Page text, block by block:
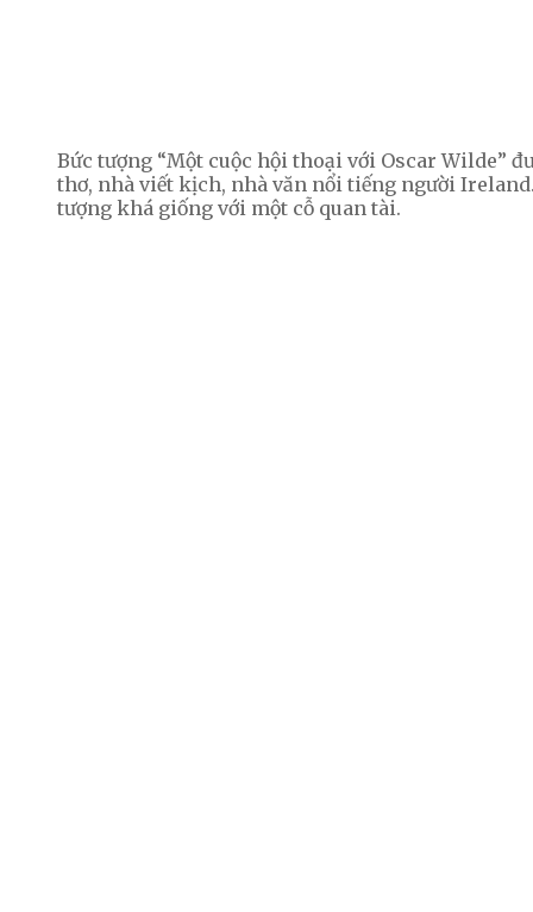
Bức tượng “Một cuộc hội thoại với Oscar Wilde”
thơ, nhà viết kịch, nhà văn nổi tiếng người
tượng khá giống với một cỗ quan tài.